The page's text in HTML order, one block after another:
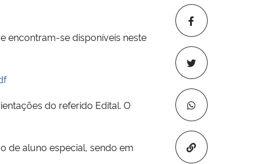
Copiar para
encontram-se disponíveis neste
do referido Edital. O
de aluno especial, sendo em